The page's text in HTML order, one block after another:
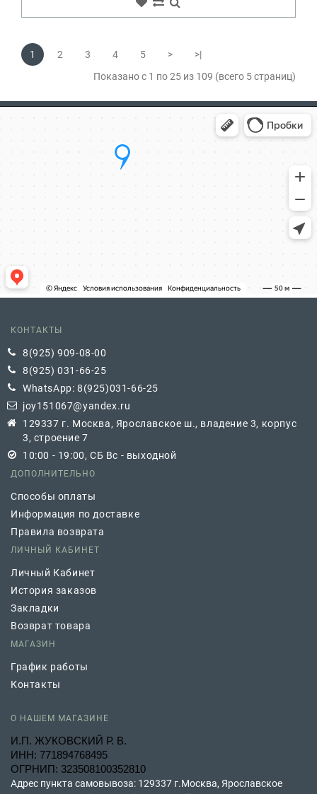
1 2 3 4 5 >
>|
Показано с 1 по 25 из 109 (всего 5 страниц)
КОНТАКТЫ
8(925) 909-08-00
8(925) 031-66-25
WhatsApp: 8(925)031-66-25
joy151067@yandex.ru
129337 г. Москва, Ярославское ш., владение 3, корпус
3, строение 7
10:00 - 19:00, СБ Вс - выходной
ДОПОЛНИТЕЛЬНО
Способы оплаты
Информация по доставке
Правила возврата
ЛИЧНЫЙ КАБИНЕТ
Личный Кабинет
История заказов
Закладки
Возврат товара
МАГАЗИН
График работы
Контакты
О НАШЕМ МАГАЗИНЕ
И.П. ЖУКОВСКИЙ Р. В.
ИНН: 771894768495
ОГРНИП: 323508100352810
Адрес пункта самовывоза: 129337 г.Москва, Ярославское